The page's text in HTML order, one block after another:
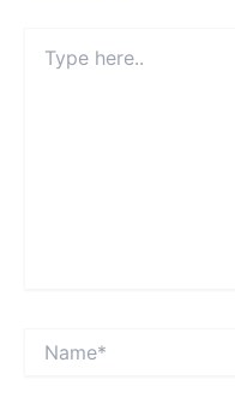
here..